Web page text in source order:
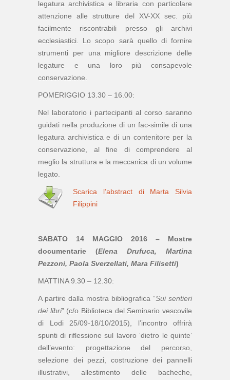
legatura archivistica e libraria con particolare
attenzione alle strutture del XV-XX sec. più
facilmente riscontrabili presso gli archivi
ecclesiastici. Lo scopo sarà quello di fornire
strumenti per una migliore descrizione delle
legature e una loro più consapevole
conservazione.
POMERIGGIO 13.30 – 16.00:
Nel laboratorio i partecipanti al corso saranno
guidati nella produzione di un fac-simile di una
legatura archivistica e di un contenitore per la
conservazione, al fine di comprendere al
meglio la struttura e la meccanica di un volume
legato.
Scarica l’abstract di Marta Silvia
Filippini
SABATO 14 MAGGIO 2016 – Mostre
documentarie (Elena Drufuca, Martina
Pezzoni, Paola Sverzellati, Mara Filisetti)
MATTINA 9.30 – 12.30:
A partire dalla mostra bibliografica “Sui sentieri
dei libri” (c/o Biblioteca del Seminario vescovile
di Lodi 25/09-18/10/2015), l’incontro offrirà
spunti di riflessione sul lavoro ‘dietro le quinte’
dell’evento: progettazione del percorso,
selezione dei pezzi, costruzione dei pannelli
illustrativi, allestimento delle bacheche,